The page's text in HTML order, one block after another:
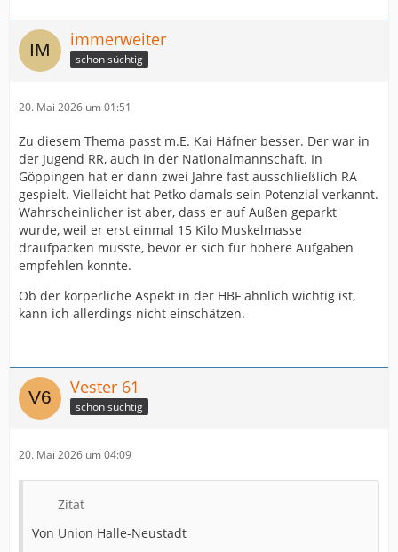
immerweiter
schon süchtig
20. Mai 2026 um 01:51
Zu diesem Thema passt m.E. Kai Häfner besser. Der war in
der Jugend RR, auch in der Nationalmannschaft. In
Göppingen hat er dann zwei Jahre fast ausschließlich RA
gespielt. Vielleicht hat Petko damals sein Potenzial verkannt.
Wahrscheinlicher ist aber, dass er auf Außen geparkt
wurde, weil er erst einmal 15 Kilo Muskelmasse
draufpacken musste, bevor er sich für höhere Aufgaben
empfehlen konnte.
Ob der körperliche Aspekt in der HBF ähnlich wichtig ist,
kann ich allerdings nicht einschätzen.
Vester 61
schon süchtig
20. Mai 2026 um 04:09
Zitat
Von Union Halle-Neustadt